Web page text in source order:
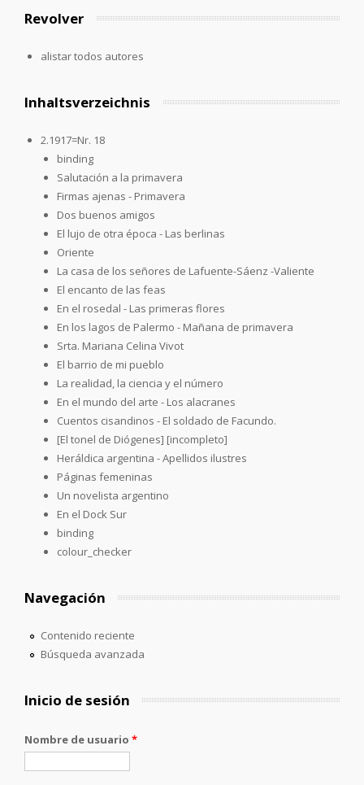
Revolver
alistar todos autores
Inhaltsverzeichnis
2.1917=Nr. 18
binding
Salutación a la primavera
Firmas ajenas - Primavera
Dos buenos amigos
El lujo de otra época - Las berlinas
Oriente
La casa de los señores de Lafuente-Sáenz -Valiente
El encanto de las feas
En el rosedal - Las primeras flores
En los lagos de Palermo - Mañana de primavera
Srta. Mariana Celina Vivot
El barrio de mi pueblo
La realidad, la ciencia y el número
En el mundo del arte - Los alacranes
Cuentos cisandinos - El soldado de Facundo.
[El tonel de Diógenes] [incompleto]
Heráldica argentina - Apellidos ilustres
Páginas femeninas
Un novelista argentino
En el Dock Sur
binding
colour_checker
Navegación
Contenido reciente
Búsqueda avanzada
Inicio de sesión
Nombre de usuario *